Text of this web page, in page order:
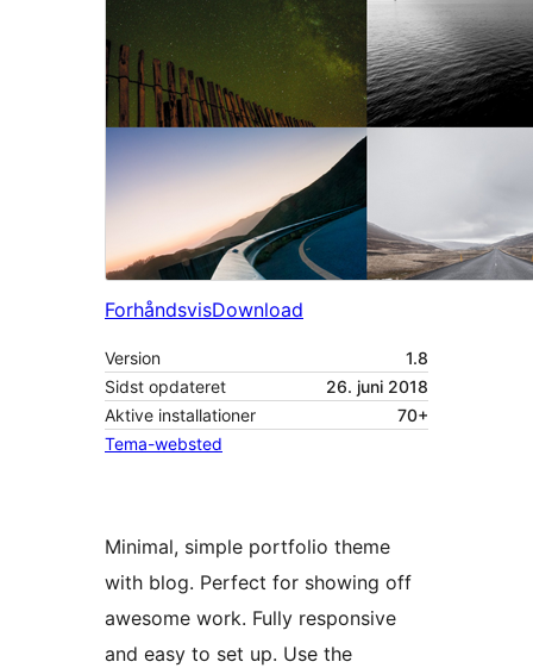
ForhåndsvisDownload
Version
1.8
Sidst opdateret
26. juni 2018
Aktive installationer
70+
Tema-websted
Minimal, simple portfolio theme
with blog. Perfect for showing off
awesome work. Fully responsive
and easy to set up. Use the